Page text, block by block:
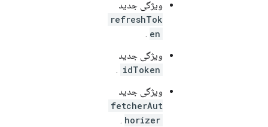
ویژگی جدید
refreshTok
en
.
ویژگی جدید
idToken
.
ویژگی جدید
fetcherAut
horizer
.